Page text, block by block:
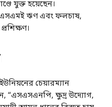
যুক্ত হয়েছেন।
এসএমই ঋণ এবং ফলচাষ,
চেয়ারম্যান
“এসএসএনপি, ক্ষুদ্র উদ্যোগ,